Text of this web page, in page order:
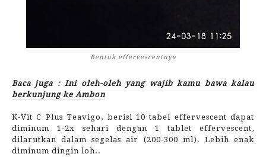
Bentuk effervescentnya
Baca juga : Ini oleh-oleh yang wajib kamu bawa kalau
berkunjung ke Ambon
K-Vit C Plus Teavigo, berisi 10 tabel effervescent dapat
diminum 1-2x sehari dengan 1 tablet effervescent,
dilarutkan dalam segelas air (200-300 ml). Lebih enak
diminum dingin loh..